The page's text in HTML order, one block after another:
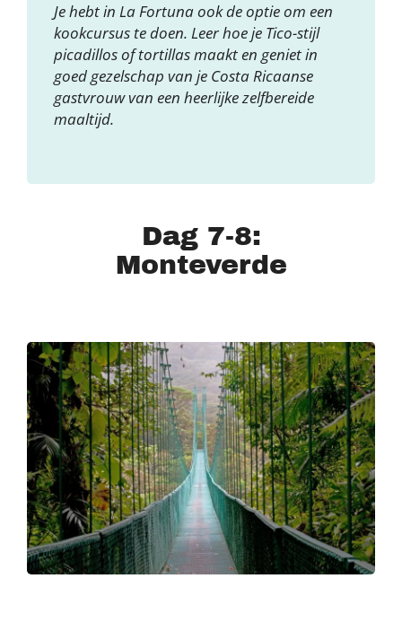
Je hebt in La Fortuna ook de optie om een
kookcursus te doen. Leer hoe je Tico-stijl
picadillos of tortillas maakt en geniet in
goed gezelschap van je Costa Ricaanse
gastvrouw van een heerlijke zelfbereide
maaltijd.
Dag 7-8:
Monteverde